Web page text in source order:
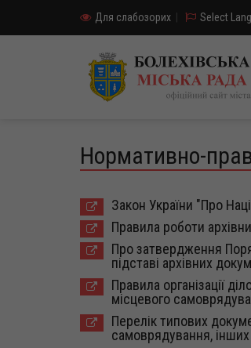
Для слабозорих Select
Нормативно-
Закон України "Про
Правила роботи
Про затвердження
підставі архівних
Правила організації
місцевого
Перелік типових
самоврядування, інших